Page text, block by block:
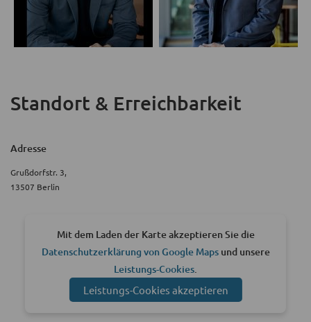
Standort & Erreichbarkeit
Adresse
Grußdorfstr. 3,
13507 Berlin
Mit dem Laden der Karte akzeptieren Sie die
Datenschutzerklärung von Google Mapsund unsere
Leistungs-Cookies
Leistungs-Cookies akzeptieren